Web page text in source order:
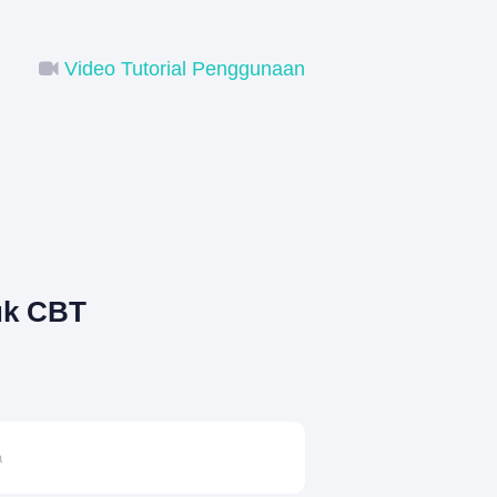
Video Tutorial Penggunaan
CBT